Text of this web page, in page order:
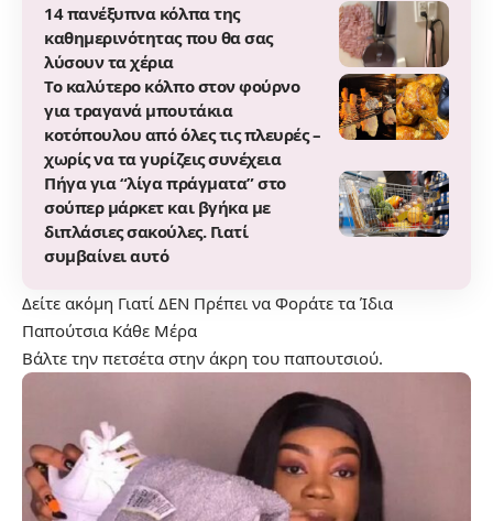
14 πανέξυπνα κόλπα της
καθημερινότητας που θα σας
λύσουν τα χέρια
Το καλύτερο κόλπο στον φούρνο
για τραγανά μπουτάκια
κοτόπουλου από όλες τις πλευρές –
χωρίς να τα γυρίζεις συνέχεια
Πήγα για “λίγα πράγματα” στο
σούπερ μάρκετ και βγήκα με
διπλάσιες σακούλες. Γιατί
συμβαίνει αυτό
Δείτε ακόμη Γιατί ΔΕΝ Πρέπει να Φοράτε τα Ίδια
Παπούτσια Κάθε Μέρα
Βάλτε την πετσέτα στην άκρη του παπουτσιού.